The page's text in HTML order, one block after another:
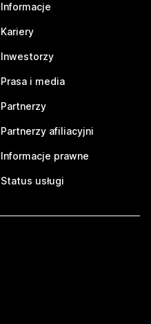
Informacje
Kariery
Inwestorzy
Prasa i media
Partnerzy
Partnerzy afiliacyjni
Informacje prawne
Status usługi